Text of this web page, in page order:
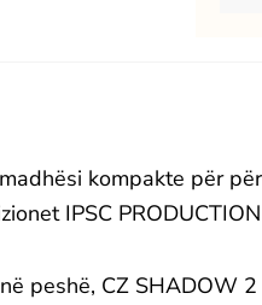
kompakte për
IPSC
peshë, CZ SHADOW